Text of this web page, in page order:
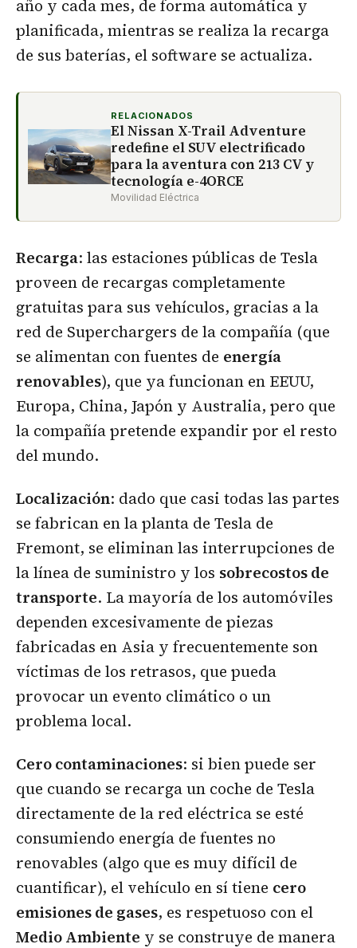
año y cada mes, de forma automática y
planificada, mientras se realiza la recarga
de sus baterías, el software se actualiza.
RELACIONADOS
El Nissan X-Trail Adventure
redefine el SUV electrificado
para la aventura con 213 CV y
tecnología e-4ORCE
Movilidad Eléctrica
Recarga: las estaciones públicas de Tesla
proveen de recargas completamente
gratuitas para sus vehículos, gracias a la
red de Superchargers de la compañía (que
se alimentan con fuentes de energía
renovables), que ya funcionan en EEUU,
Europa, China, Japón y Australia, pero que
la compañía pretende expandir por el resto
del mundo.
Localización: dado que casi todas las partes
se fabrican en la planta de Tesla de
Fremont, se eliminan las interrupciones de
la línea de suministro y los sobrecostos de
transporte. La mayoría de los automóviles
dependen excesivamente de piezas
fabricadas en Asia y frecuentemente son
víctimas de los retrasos, que pueda
provocar un evento climático o un
problema local.
Cero contaminaciones: si bien puede ser
que cuando se recarga un coche de Tesla
directamente de la red eléctrica se esté
consumiendo energía de fuentes no
renovables (algo que es muy difícil de
cuantificar), el vehículo en sí tiene cero
emisiones de gases, es respetuoso con el
Medio Ambiente y se construye de manera